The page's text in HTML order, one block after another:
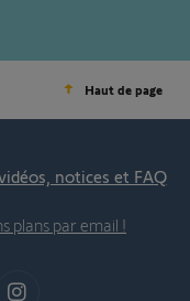
Haut de page
notices et FAQ
plans par email !